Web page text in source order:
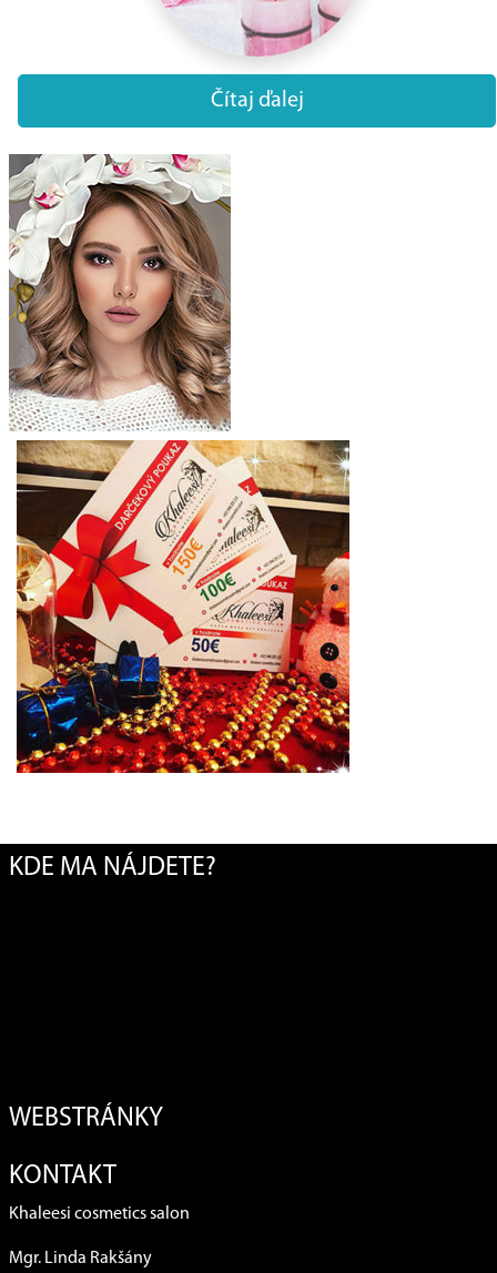
Čítaj ďalej
KDE MA NÁJDETE?
WEBSTRÁNKY
KONTAKT
Khaleesi cosmetics salon
Mgr. Linda Rakšány